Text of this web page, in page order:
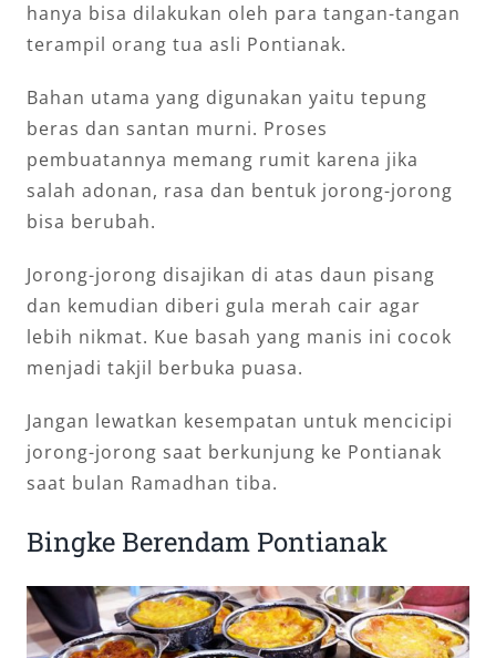
hanya bisa dilakukan oleh para tangan-tangan
terampil orang tua asli Pontianak.
Bahan utama yang digunakan yaitu tepung
beras dan santan murni. Proses
pembuatannya memang rumit karena jika
salah adonan, rasa dan bentuk jorong-jorong
bisa berubah.
Jorong-jorong disajikan di atas daun pisang
dan kemudian diberi gula merah cair agar
lebih nikmat. Kue basah yang manis ini cocok
menjadi takjil berbuka puasa.
Jangan lewatkan kesempatan untuk mencicipi
jorong-jorong saat berkunjung ke Pontianak
saat bulan Ramadhan tiba.
Bingke Berendam Pontianak